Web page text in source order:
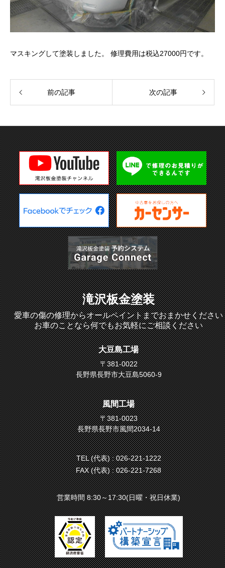
マスキングして塗装しました。 修理費用は税込27000円です。
前の記事 次の記事
滝沢板金塗装
愛車の傷の修理からオールペイントまでおまかせください
お車のことなら何でもお気軽にご相談ください
大豆島工場
〒381-0022
長野県長野市大豆島5060-9
風間工場
〒381-0023
長野県長野市風間2034-14
TEL (代表) :026-221-1222
FAX (代表) : 026-221-7268
営業時間 8:30～17:30(日曜・祝日休業)